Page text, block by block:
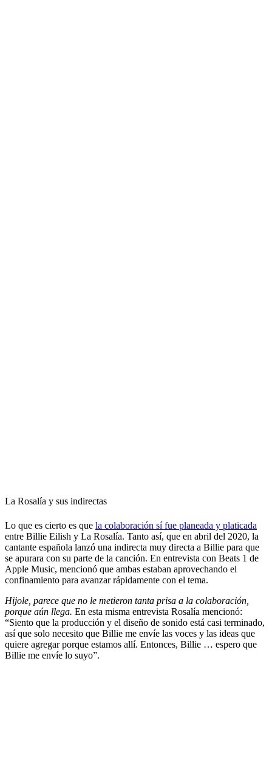
La Rosalía y sus indirectas
Lo que es cierto es que la colaboración sí fue planeada y platicada
entre Billie Eilish y La Rosalía. Tanto así, que en abril del 2020, la
cantante española lanzó una indirecta muy directa a Billie para que
se apurara con su parte de la canción. En entrevista con Beats 1 de
Apple Music, mencionó que ambas estaban aprovechando el
confinamiento para avanzar rápidamente con el tema.
Hijole, parece que no le metieron tanta prisa a la colaboración,
porque aún llega. En esta misma entrevista Rosalía mencionó:
“Siento que la producción y el diseño de sonido está casi terminado,
así que solo necesito que Billie me envíe las voces y las ideas que
quiere agregar porque estamos allí. Entonces, Billie … espero que
Billie me envíe lo suyo”.